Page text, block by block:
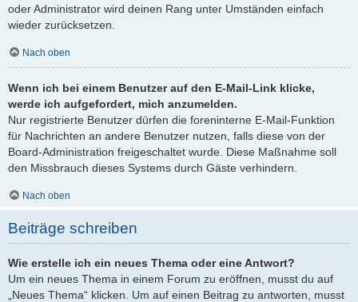
oder Administrator wird deinen Rang unter Umständen einfach
wieder zurücksetzen.
Nach oben
Wenn ich bei einem Benutzer auf den E-Mail-Link klicke,
werde ich aufgefordert, mich anzumelden.
Nur registrierte Benutzer dürfen die foreninterne E-Mail-Funktion
für Nachrichten an andere Benutzer nutzen, falls diese von der
Board-Administration freigeschaltet wurde. Diese Maßnahme soll
den Missbrauch dieses Systems durch Gäste verhindern.
Nach oben
Beiträge schreiben
Wie erstelle ich ein neues Thema oder eine Antwort?
Um ein neues Thema in einem Forum zu eröffnen, musst du auf
„Neues Thema“ klicken. Um auf einen Beitrag zu antworten, musst